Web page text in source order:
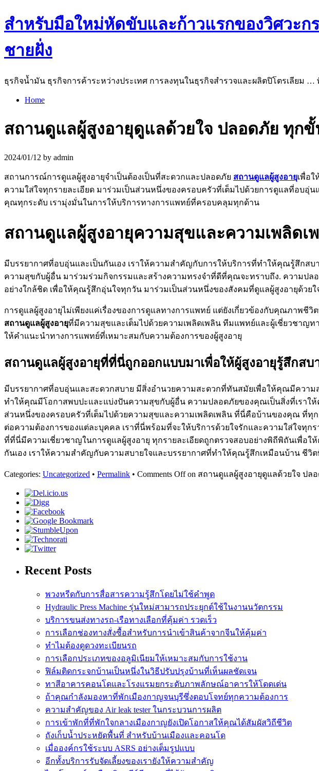
สำหรับมือใหม่หัดขับและก้าวแรกของวิศวะก
ชายฝั่ง
ธุรกิจน้ำมัน ธุรกิจการค้าระหว่างประเทศ การลงทุนในธุรกิจสำรวจและผลิตปิโตรเลียม
Home
สถานดูแลผู้สูงอายุดูแลด้วยใจ ปลอดภัย ทุก
2024/01/12 by admin
สถานการณ์การดูแลผู้สูงอายุจำเป็นต้องเป็นที่สะดวกและปลอดภัย สถานดูแลผู้สูงอายุเพื่อ
ความใส่ใจทุกรายละเอียด มาร่วมเป็นส่วนหนึ่งของครอบครัวที่เต็มไปด้วยการดูแลที่อ
คุณทุกระดับ เรามุ่งมั่นในการให้บริการทางการแพทย์ที่ครอบคลุมทุกด้าน
สถานดูแลผู้สูงอายุความสุขและความเพลิดเ
มีบรรยากาศที่อบอุ่นและเป็นกันเอง เราให้ความสำคัญกับการให้บริการที่ทำให้คุณรู้สึก
ความสุขกับผู้อื่น มาร่วมร่วมกิจกรรมและสร้างความทรงจำที่ดีที่คุณจะทราบถึง. ความ
อย่างใกล้ชิด เพื่อให้คุณรู้สึกอุ่นใจทุกวัน มาร่วมเป็นส่วนหนึ่งของสังคมที่ดูแลผู้สูงอายุด้ว
การดูแลผู้สูงอายุไม่เพียงแค่เรื่องของการดูแลทางการแพทย์ แต่ยังเกี่ยวข้องกับคุณภาพ
สถานดูแลผู้สูงอายุที่มีความสุขและเต็มไปด้วยความเพลิดเพลิน ทีมแพทย์และผู้เชี่ยวชาญ
ให้คำแนะนำทางการแพทย์ที่เหมาะสมกับความต้องการของผู้สูงอายุ
สถานดูแลผู้สูงอายุที่ที่นี่ถูกออกแบบมาเพื่อให้ผู้สูงอายุรู้สึกสบ
มีบรรยากาศที่อบอุ่นและสะดวกสบาย มีสิ่งอำนวยความสะดวกที่ทันสมัยเพื่อให้คุณมีควา
ทำให้คุณมีโอกาสพบปะและแบ่งปันความสุขกับผู้อื่น ความปลอดภัยของคุณเป็นสิ่งที่เรา
ส่วนหนึ่งของครอบครัวที่เต็มไปด้วยความสุขและความเพลิดเพลิน ที่นี่คือบ้านของคุณ ที่ทุ
ต่อความต้องการของแต่ละบุคคล เราที่นี่พร้อมที่จะให้บริการด้วยใจรักและความใส่ใจทุ
ที่ที่นี่มีความเชี่ยวชาญในการดูแลผู้สูงอายุ ทุกรายละเอียดถูกตรวจสอบอย่างพิถีพิถันเพื่อ
กันเอง เราให้ความสำคัญกับความสบายใจและบรรยากาศที่ทำให้คุณรู้สึกเหมือนบ้าน ชีวิ
Categories: Uncategorized • Permalink • Comments Offon สถานดูแลผู้สูงอายุดูแลด้วยใจ ปล
Recent Posts
พวงหรีดกับการสื่อสารความรู้สึกโดยไม่ใช้คำพูด
Hydraulic Press Machine รุ่นใหม่สามารถประยุกต์ใช้ในงานนวัตกรรม
บริการขนส่งทางรถ-เรือทางเลือกที่คุ้มค่า รวดเร็ว
การเลือกช่องทางสั่งซื้อสำหรับการนำเข้าสินค้าจากจีนให้คุ้มค่า
ทำไมต้องดูดวงทะเบียนรถ
การเลือกประเภทของอลูมิเนียมให้เหมาะสมกับการใช้งาน
ฟิล์มติดกระจกบ้านเป็นหนึ่งในวิธีปรับปรุงบ้านที่เห็นผลชัดเจน
ทาสีอาคารคอนโดและโรงแรมยกระดับภาพลักษณ์อาคารให้โดดเด่น
ถ้าคุณกำลังมองหาที่พักเมืองกาญจนบุรีซึ่งตอบโจทย์ทุกความต้องการ
ความสำคัญของ Air leak tester ในกระบวนการผลิต
การเข้าพักที่ที่พักใจกลางเมืองกาญยังเปิดโอกาสให้คุณได้สัมผัสวิถีชีวิต
ถังเก็บน้ำประหยัดพื้นที่ สำหรับบ้านเมืองและคอนโด
เมื่อองค์กรใช้ระบบ ASRS อย่างเต็มรูปแบบ
อีกทั้งบริการรับจัดเลี้ยงของเรายังให้ความสำคัญ